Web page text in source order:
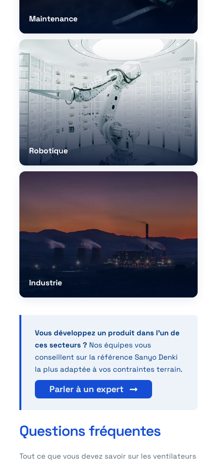
Maintenance
Robotique
Industrie
Vous développez un produit dans l’un de
ces secteurs ? Nos équipes vous
conseillent sur la référence Sanyo Denki
la plus adaptée à vos contraintes terrain.
Parler à un expert
Questions fréquentes
Tout ce que vous devez savoir sur les ventilateurs